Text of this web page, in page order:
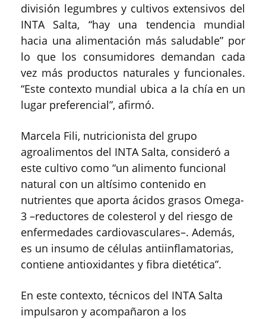
división legumbres y cultivos extensivos del
INTA Salta, “hay una tendencia mundial
hacia una alimentación más saludable” por
lo que los consumidores demandan cada
vez más productos naturales y funcionales.
“Este contexto mundial ubica a la chía en un
lugar preferencial”, afirmó.
Marcela Fili, nutricionista del grupo
agroalimentos del INTA Salta, consideró a
este cultivo como “un alimento funcional
natural con un altísimo contenido en
nutrientes que aporta ácidos grasos Omega-
3 –reductores de colesterol y del riesgo de
enfermedades cardiovasculares–. Además,
es un insumo de células antiinflamatorias,
contiene antioxidantes y fibra dietética”.
En este contexto, técnicos del INTA Salta
impulsaron y acompañaron a los